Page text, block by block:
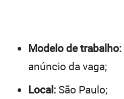
Modelo de trabalho:
anúncio da vaga;
Local: São Paulo;